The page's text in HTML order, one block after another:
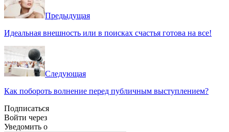
Предыдущая
Идеальная внешность или в поисках счастья готова на все!
Следующая
Как побороть волнение перед публичным выступлением?
Подписаться
Войти через
Уведомить о